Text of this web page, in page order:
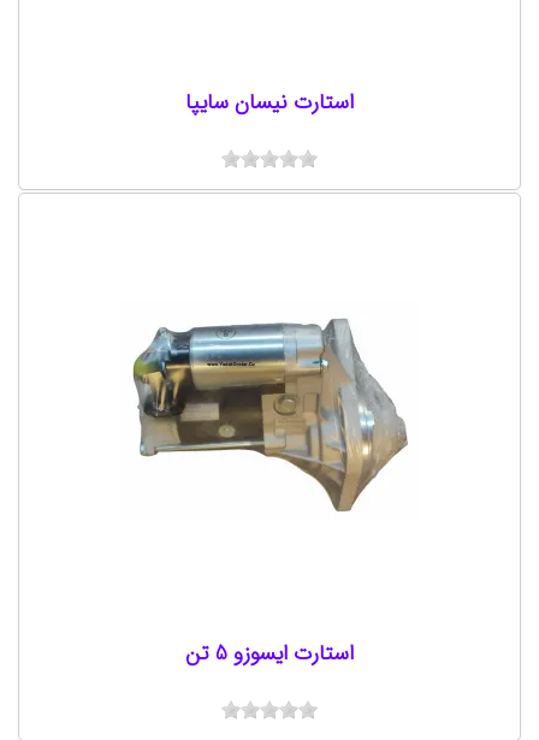
استارت نیسان سایپا
استارت ایسوزو 5 تن